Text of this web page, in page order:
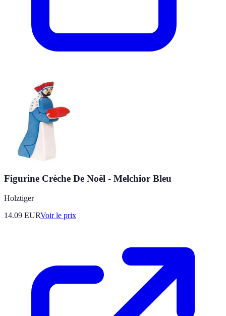
Figurine Crèche De Noël - Melchior Bleu
Holztiger
14.09 EURVoir le prix